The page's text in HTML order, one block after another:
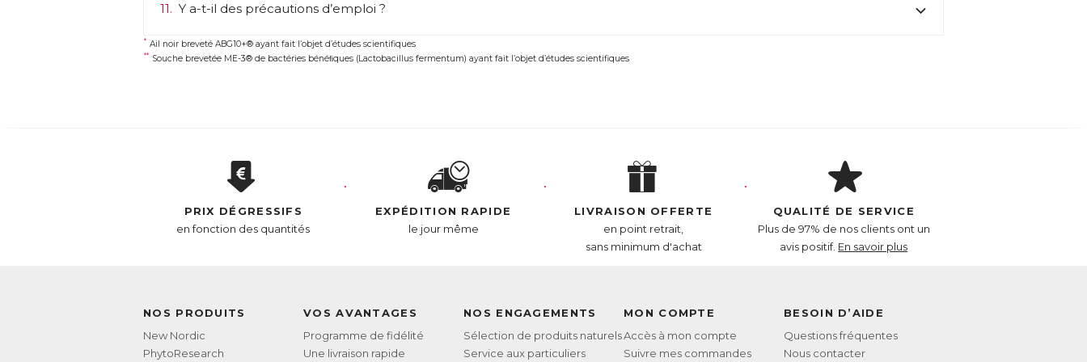
* Ail noir breveté ABG10+® ayant fait l’objet d’études scientifiques
11. Y a-t-il des précautions d’emploi ?
* Ail noir breveté ABG10+® ayant fait l’objet d’études scientifiques
** Souche brevetée ME-3® de bactéries bénéﬁques (Lactobacillus fermentum) ayant fait l’objet d’études scientifiques
PRIX DÉGRESSIFS
en fonction des quantités
EXPÉDITION RAPIDE
le jour même
LIVRAISON OFFERTE
en point retrait,
sans minimum d'achat
QUALITÉ DE SERVICE
Plus de 97% de nos clients ont un
avis positif. En savoir plus
NOS PRODUITS
New Nordic
PhytoResearch
VOS AVANTAGES
Programme de fidélité
Une livraison rapide
NOS ENGAGEMENTS
Sélection de produits naturels
Service aux particuliers
MON COMPTE
Accès à mon compte
Suivre mes commandes
BESOIN D’AIDE
Questions fréquentes
Nous contacter